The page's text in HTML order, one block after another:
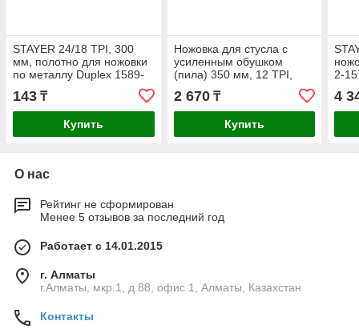
STAYER 24/18 TPI, 300
мм, полотно для ножовки
по металлу Duplex 1589-
143 ₸
Купить
Ножовка для стусла c
усиленным обушком
(пила) 350 мм, 12 TPI,
прямой зуб, для точного
реза, STAYER, COBRA 12
2 670₸
Купить
2-
4
О нас
Рейтинг не сформирован
Менее 5 отзывов за последний год
Работает с 14.01.2015
г. Алматы
г.Алматы, мкр.1, д.88, офис 1, Алматы, Казахстан
Контакты